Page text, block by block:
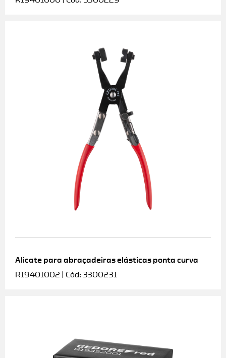
Alicate para abraçadeiras elásticas ponta curva
R19401002 | Cód: 3300231